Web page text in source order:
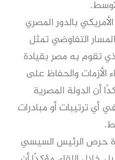
بالدور المصري
التفاوضي تمثل
تقوم به مصر بقيادة
والحفاظ على
أن الدولة المصرية
ترتيبات أو مبادرات
حرص الرئيس السيسي